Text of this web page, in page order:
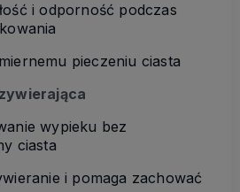
i odporność podczas
pieczeniu ciasta
wypieku bez
ciasta
i pomaga zachować